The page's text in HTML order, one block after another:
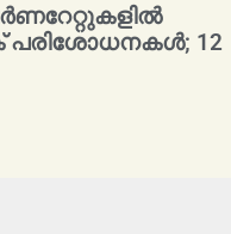
പരിശോധനകൾ; 12